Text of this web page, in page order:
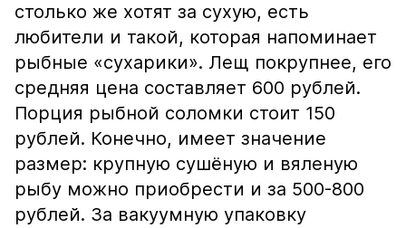
столько же хотят за сухую, есть
любители и такой, которая напоминает
рыбные «сухарики». Лещ покрупнее, его
средняя цена составляет 600 рублей.
Порция рыбной соломки стоит 150
рублей. Конечно, имеет значение
размер: крупную сушёную и вяленую
рыбу можно приобрести и за 500-800
рублей. За вакуумную упаковку